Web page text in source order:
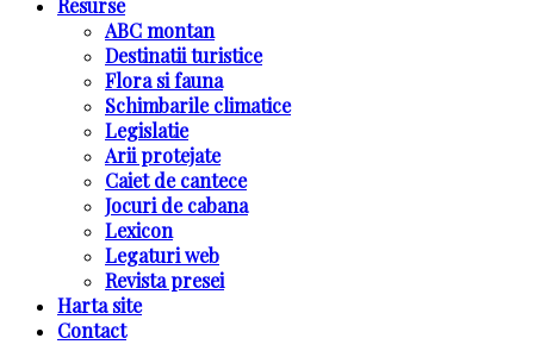
Resurse
ABC montan
Destinatii turistice
Flora si fauna
Schimbarile climatice
Legislatie
Arii protejate
Caiet de cantece
Jocuri de cabana
Lexicon
Legaturi web
Revista presei
Harta site
Contact